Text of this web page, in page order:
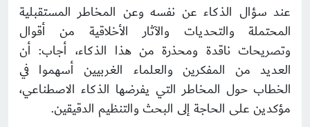
عند سؤال الذكاء عن نفسه وعن المخاطر المستقبلية
المحتملة والتحديات والآثار الأخلاقية من أقوال
وتصريحات ناقدة ومحذرة من هذا الذكاء، أجاب: أن
العديد من المفكرين والعلماء الغربيين أسهموا في
الخطاب حول المخاطر التي يفرضها الذكاء الاصطناعي،
مؤكدين على الحاجة إلى البحث والتنظيم الدقيقين.